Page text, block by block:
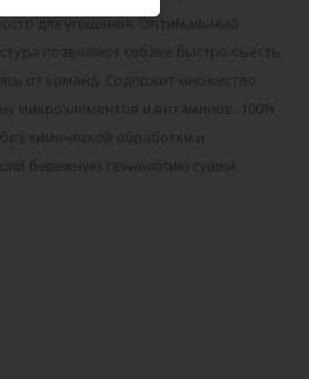
для угощения. Оптимальный
позволяют собаке быстро съесть
от команд. Содержит множество
микроэлементов и витаминов. 100%
химической обработки и
бережную технологию сушки.